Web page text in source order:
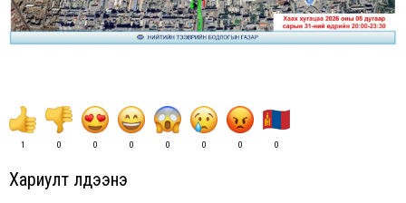
1 0 0 0 0 0 0 0
Хариулт үлдээнэ үү